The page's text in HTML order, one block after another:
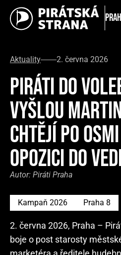
Aktuality 2. června 2026
PIRÁTI DO
VYŠLOU
CHTĚJÍ PO
OPOZICI DO
Autor: Piráti Praha
Kampaň 2026 Praha 8
2. června 2026, Praha –
boje o post starosty